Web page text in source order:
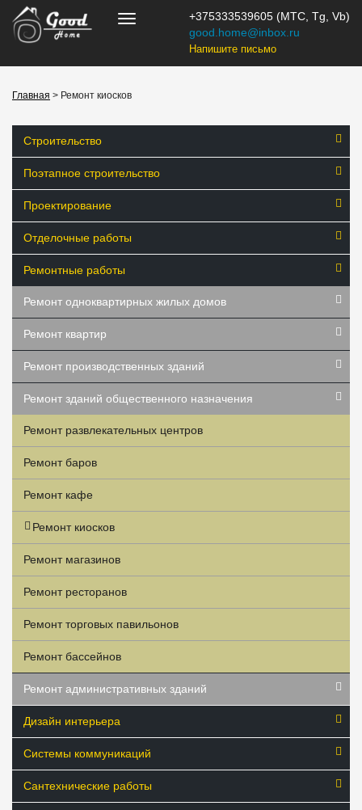
+375333539605 (МТС, Tg, Vb)
good.home@inbox.ru
Напишите письмо
Главная > Ремонт киосков
Строительство
Поэтапное строительство
Проектирование
Отделочные работы
Ремонтные работы
Ремонт одноквартирных жилых домов
Ремонт квартир
Ремонт производственных зданий
Ремонт зданий общественного назначения
Ремонт развлекательных центров
Ремонт баров
Ремонт кафе
Ремонт киосков
Ремонт магазинов
Ремонт ресторанов
Ремонт торговых павильонов
Ремонт бассейнов
Ремонт административных зданий
Дизайн интерьера
Системы коммуникаций
Сантехнические работы